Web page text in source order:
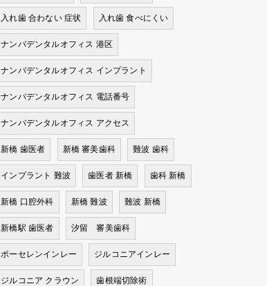
入れ歯 合わない 症状 入れ歯 食べにくい
ナンバデンタルオフィス 港区
ナンバデンタルオフィス インプラント
ナンバデンタルオフィス 電話番号
ナンバデンタルオフィス アクセス
新橋 歯医者 新橋 審美歯科 難波 歯科
インプラント 難波 歯医者 新橋 歯科 新橋
新橋 口腔外科 新橋 難波 難波 新橋
新橋駅 歯医者 汐留 審美歯科
ポーセレンインレー ジルコニアインレー
ジルコニア クラウン 歯根端切除術